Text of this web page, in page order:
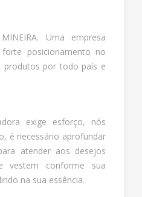
Uma empresa
posicionamento no
produtos por todo país e
exige esforço, nós
é necessário aprofundar
atender aos desejos
vestem conforme sua
na sua essência.